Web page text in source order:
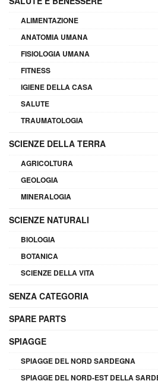
ALIMENTAZIONE
ANATOMIA UMANA
FISIOLOGIA UMANA
FITNESS
IGIENE DELLA CASA
SALUTE
TRAUMATOLOGIA
SCIENZE DELLA TERRA
AGRICOLTURA
GEOLOGIA
MINERALOGIA
SCIENZE NATURALI
BIOLOGIA
BOTANICA
SCIENZE DELLA VITA
SENZA CATEGORIA
SPARE PARTS
SPIAGGE
SPIAGGE DEL NORD SARDEGNA
SPIAGGE DEL NORD-EST DELLA